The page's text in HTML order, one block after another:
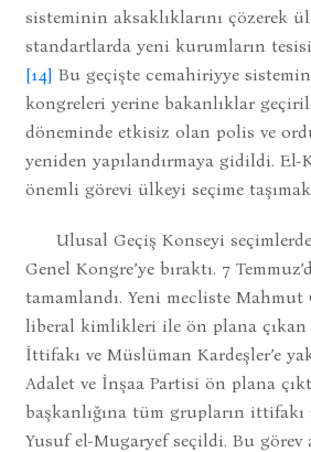
sisteminin aksaklıklarını çözerek
standartlarda yeni kurumların
[14] Bu geçişte cemahiriyye
kongreleri yerine bakanlıklar
döneminde etkisiz olan polis ve
yeniden yapılandırmaya gidildi.
önemli görevi ülkeyi seçime
Ulusal Geçiş Konseyi
Genel Kongre’ye bıraktı. 7
tamamlandı. Yeni mecliste
liberal kimlikleri ile ön plana
İttifakı ve Müslüman Kardeşler’e
Adalet ve İnşaa Partisi ön plana
başkanlığına tüm grupların
Yusuf el-Mugaryef seçildi. Bu görev